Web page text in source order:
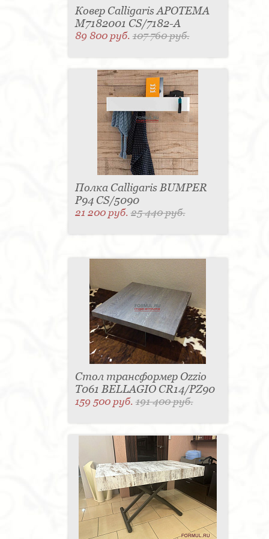
Ковер Calligaris APOTEMA
M7182001 CS/7182-A
89 800 руб.107 760 руб.
Полка Calligaris BUMPER
P94 CS/5090
21 200 руб.25 440 руб.
Стол трансформер Ozzio
T061 BELLAGIO CR14/PZ90
159 500 руб.191 400 руб.